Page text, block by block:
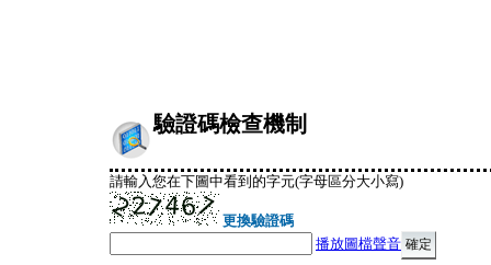
驗證碼檢查機制
請輸入您在下圖中看到的字元(字母區分大小寫)
更換驗證碼
播放圖檔聲音